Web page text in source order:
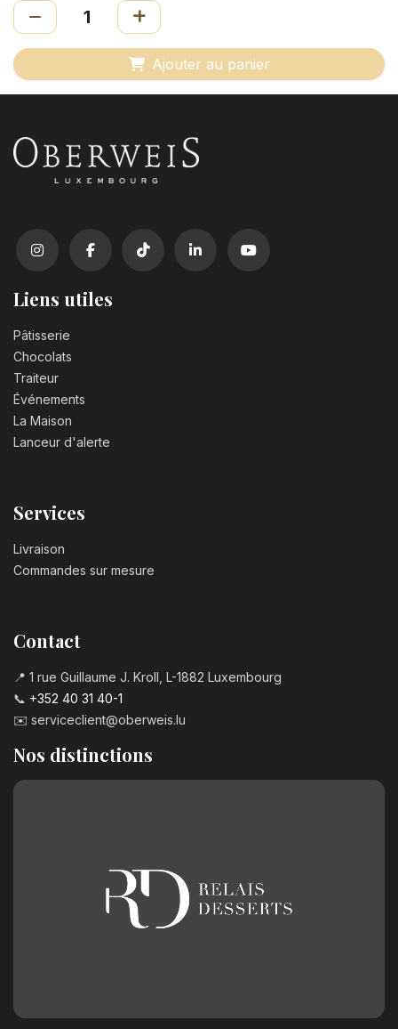
Ajouter au panier
Liens utiles
Pâtisserie
Chocolats
Traiteur
Événements
La Maison
Lanceur d'alerte
Services
Livraison
Commandes sur mesure
Contact
📍 1 rue Guillaume J. Kroll, L-1882 Luxembourg
📞 +352 40 31 40-1
✉️ serviceclient@oberweis.lu
Nos distinctions